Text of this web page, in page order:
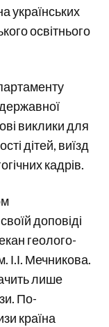
українських
освітнього
виклики для
дітей, виїзд
кадрів.
доповіді
геолого-
І.І. Мечникова.
лише
По-
країна